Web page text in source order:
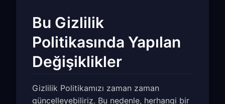
Bu Gizlilik
Politikasında Yapılan
Değişiklikler
Gizlilik Politikamızı zaman zaman
güncelleyebiliriz. Bu nedenle, herhangi bir